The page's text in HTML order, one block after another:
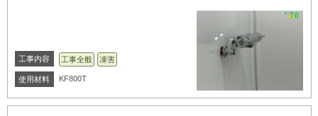
工事内容 工事全般 凍害
使用材料 KF800T